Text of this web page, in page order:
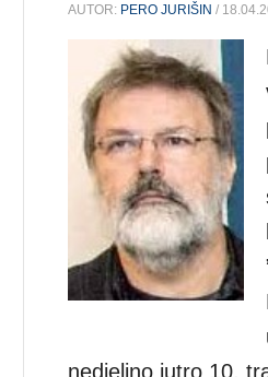
AUTOR: PERO JURIŠIN /
nedjeljno jutro 10.